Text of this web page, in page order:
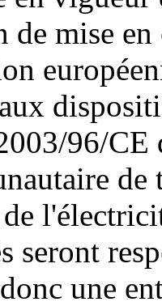
mise
96/CE
seront
une